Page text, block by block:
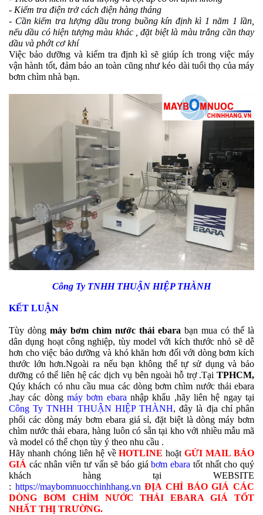
- Kiểm tra điện trở cách điện hàng tháng
- Cần kiếm tra lượng dầu trong buồng kín định kì 1 năm 1 lần,
nếu dầu có hiện tượng màu khác , đặt biệt là màu trắng cần thay
dầu và phớt cơ khí
Việc bảo dưỡng và kiểm tra định kì sẽ giúp ích trong việc máy
vận hành tốt, đảm bảo an toàn cũng như kéo dài tuổi thọ của máy
bơm chìm nhà bạn.
Công Ty TNHH THUẬN HIỆP THÀNH
KẾT LUẬN
Tùy dòng máy bơm chìm nước thải ebara bạn mua có thể là
dân dụng hoạt công nghiệp, tùy model với kích thước nhỏ sẽ dễ
hơn cho việc bảo dưỡng và khó khăn hơn đối với dòng bơm kích
thước lớn hơn.Ngoài ra nếu bạn không thể tự sử dụng và bảo
dưỡng có thể liên hệ các dịch vụ bên ngoài hỗ trợ .Tại TPHCM,
Qúy khách có nhu cầu mua các dòng bơm chìm nước thải ebara
,hay các dòng máy bơm ebara nhập khẩu ,hãy liên hệ ngay tại
Công Ty TNHH THUẬN HIỆP THÀNH, đây là địa chỉ phân
phối các dòng máy bơm ebara giá sỉ, đặt biệt là dòng máy bơm
chìm nước thải ebara, hàng luôn có sẵn tại kho với nhiều mẫu mã
và model có thể chọn tùy ý theo nhu cầu .
Hãy nhanh chóng liên hệ vềHOTLINE hoặtGỬI MAIL BÁO
GIÁ các nhân viên tư vấn sẽ báo giábơm ebara tốt nhất cho quý
khách hàng tại WEBSITE
: https://maybomnuocchinhhang.vn ĐỊA CHỈ BÁO GIÁ CÁC
DÒNG BƠM CHÌM NƯỚC THẢI EBARA GIÁ TỐT
NHẤT THỊ TRƯỜNG.